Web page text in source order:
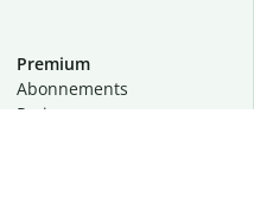
Premium
Abon­ne­ments
Preise